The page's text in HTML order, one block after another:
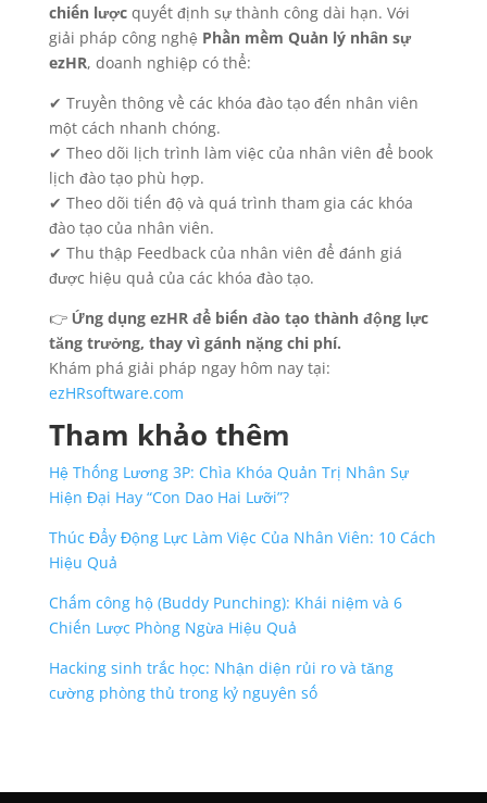
chiến lượcquyết định sự thành công dài hạn. Với
giải pháp công nghệ Phần mềm Quản lý nhân sự
ezHR, doanh nghiệp có thể:
✔ Truyền thông về các khóa đào tạo đến nhân viên
một cách nhanh chóng.
✔ Theo dõi lịch trình làm việc của nhân viên để book
lịch đào tạo phù hợp.
✔ Theo dõi tiến độ và quá trình tham gia các khóa
đào tạo của nhân viên.
✔ Thu thập Feedback của nhân viên để đánh giá
được hiệu quả của các khóa đào tạo.
👉 Ứng dụng ezHR để biến đào tạo thành động lực
tăng trưởng, thay vì gánh nặng chi phí.
Khám phá giải pháp ngay hôm nay tại:
ezHRsoftware.com
Tham khảo thêm
Hệ Thống Lương 3P: Chìa Khóa Quản Trị Nhân Sự
Hiện Đại Hay “Con Dao Hai Lưỡi”?
Thúc Đẩy Động Lực Làm Việc Của Nhân Viên: 10 Cách
Hiệu Quả
Chấm công hộ (Buddy Punching): Khái niệm và 6
Chiến Lược Phòng Ngừa Hiệu Quả
Hacking sinh trắc học: Nhận diện rủi ro và tăng
cường phòng thủ trong kỷ nguyên số